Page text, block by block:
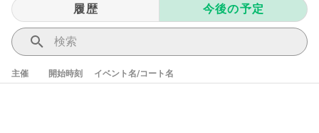
履歴 今後の予定
主催 開始時刻 イベント名/コート名